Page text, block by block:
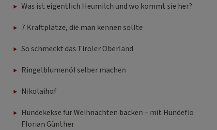
Was ist eigentlich Heumilch und wo kommt sie her?
7 Kraftplätze, die man kennen sollte
So schmeckt das Tiroler Oberland
Ringelblumenöl selber machen
Nikolaihof
Hundekekse für Weihnachten backen – mit Hundeflo
Florian Günther